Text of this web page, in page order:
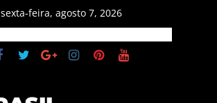
sexta-feira, agosto 7, 2026